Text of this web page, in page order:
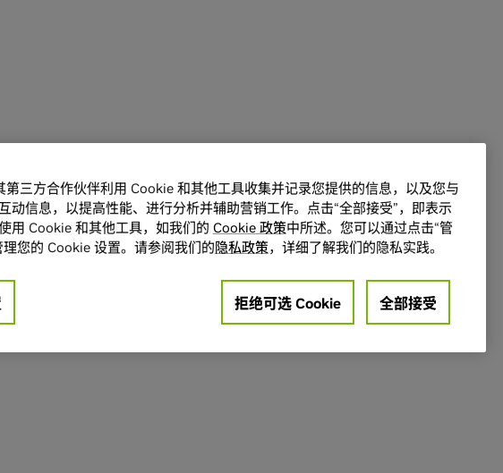
第三方合作伙伴利用 Cookie 和其他工具收集并记录您提供的信息，以及您与
动信息，以提高性能、进行分析并辅助营销工作。点击“全部接受”，即表示
用 Cookie 和其他工具，如我们的 Cookie 政策中所述。您可以通过点击“管
理您的 Cookie 设置。请参阅我们的隐私政策，详细了解我们的隐私实践。
拒绝可选 Cookie 全部接受